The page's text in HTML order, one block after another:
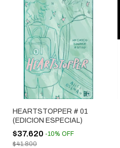
HEARTSTOPPER # 01
(EDICION ESPECIAL)
$37.620 -10% OFF
$41.800